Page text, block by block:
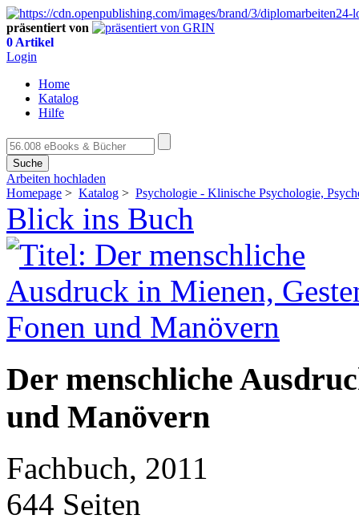
präsentiert von
0 Artikel
Login
Home
Katalog
Hilfe
Suche
Arbeiten hochladen
Homepage > Katalog > Psychologie - Klinische Psychologie,
Blick ins Buch
Der menschliche
und Manövern
Fachbuch, 2011
644 Seiten